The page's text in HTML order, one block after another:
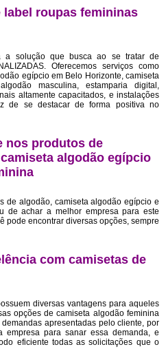
roupas femininas
a solução que busca ao se tratar de
Oferecemos serviços como
egípcio em Belo Horizonte, camiseta
masculina, estamparia digital,
altamente capacitados, e instalações
de se destacar de forma positiva no
nos produtos de
algodão egípcio
de algodão, camiseta algodão egípcio e
de achar a melhor empresa para este
pode encontrar diversas opções, sempre
com camisetas de
diversas vantagens para aqueles
opções de camiseta algodão feminina
apresentadas pelo cliente, por
empresa para sanar essa demanda, e
eficiente todas as solicitações que o